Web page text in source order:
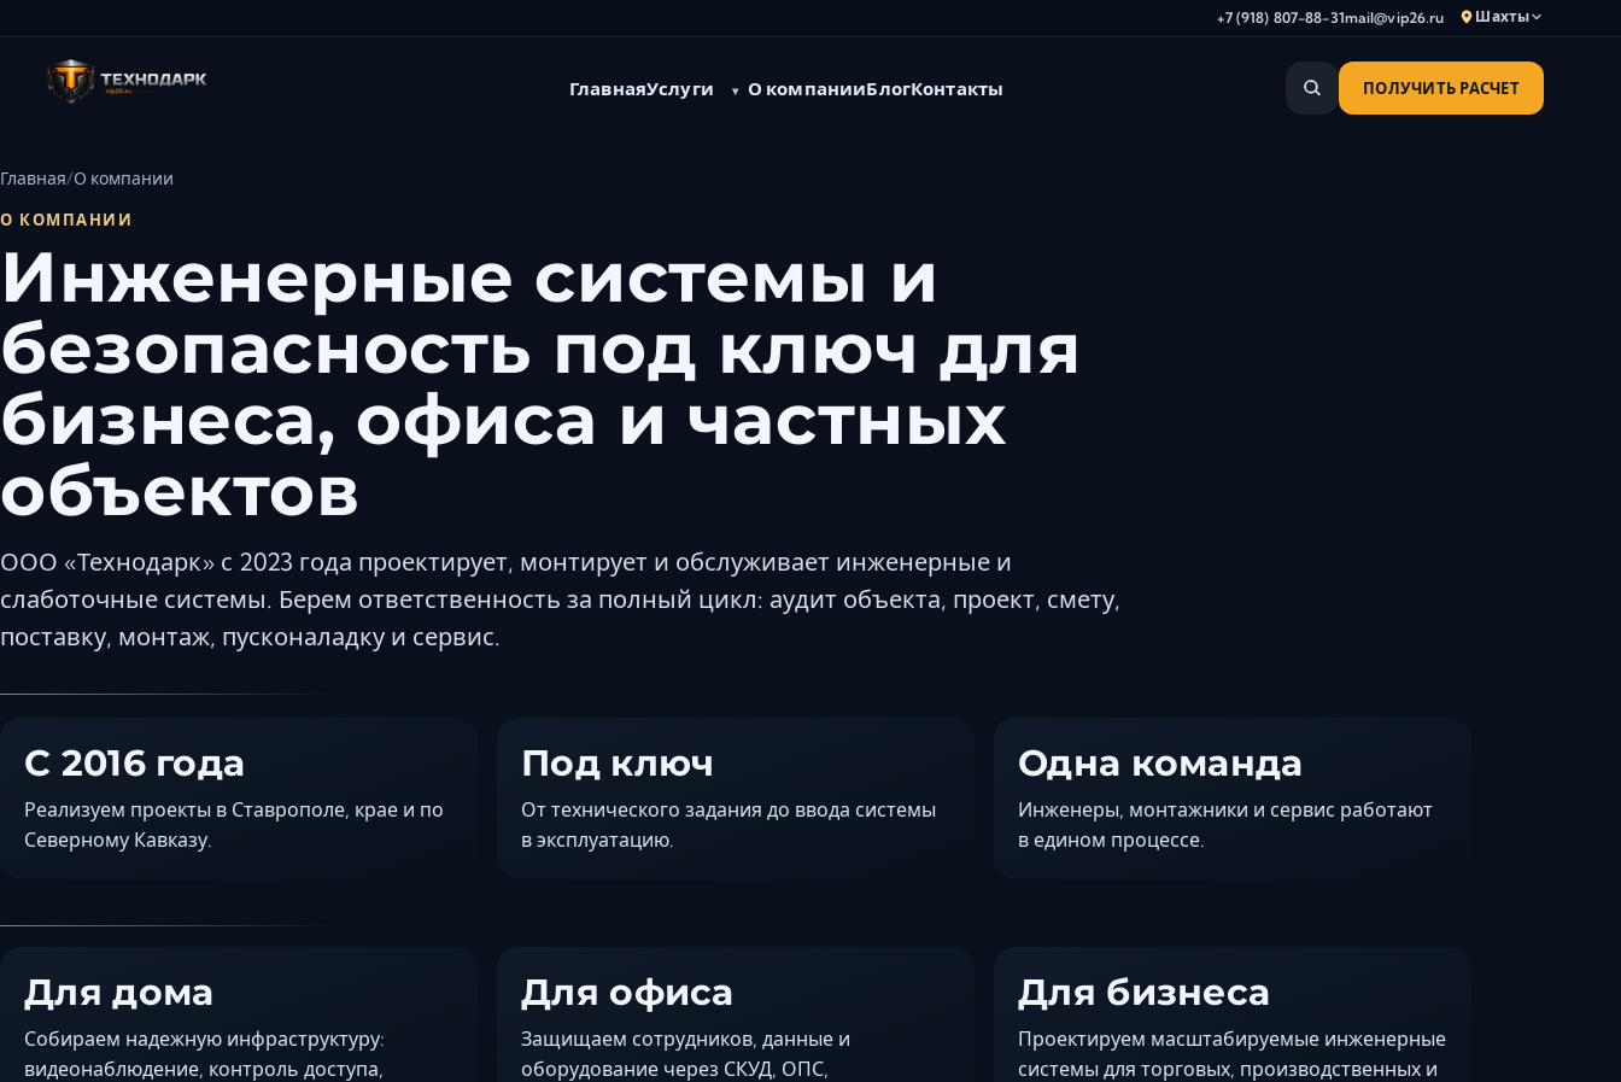
+7 (918) 807-88-31mail@vip26.ru Шахты
Минеральные Воды
Назрань
Сочи
ГлавнаяУслуги О компанииБлогКонтакты ПОЛУЧИТЬ РАСЧЕТ
Главная О компании
О КОМПАНИИ
Инженерные системы и
безопасность под ключ для
бизнеса, офиса и частных
объектов
ООО «Технодарк» с 2023 года проектирует, монтирует и обслуживает инженерные и
слаботочные системы. Берем ответственность за полный цикл: аудит объекта, проект, смету,
поставку, монтаж, пусконаладку и сервис.
С 2016 года
Реализуем проекты в Ставрополе, крае и по
Северному Кавказу.
Под ключ
От технического задания до ввода системы
в эксплуатацию.
Одна команда
Инженеры, монтажники и сервис работают
в едином процессе.
Для дома
Собираем надежную инфраструктуру:
видеонаблюдение, контроль доступа,
Для офиса
Защищаем сотрудников, данные и
оборудование через СКУД, ОПС,
Для бизнеса
Проектируем масштабируемые инженерные
системы для торговых, производственных и